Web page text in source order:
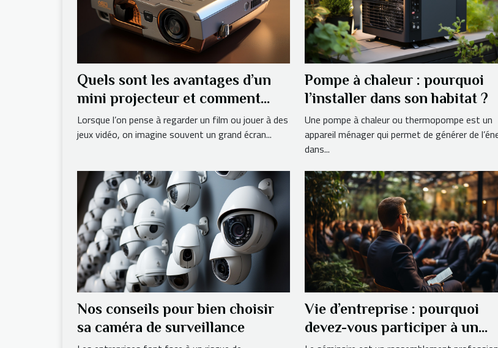
Quels sont les avantages d’un
mini projecteur et comment
l’utiliser chez soi ?
Lorsque l’on pense à regarder un film ou jouer à des
jeux vidéo, on imagine souvent un grand écran...
Pompe à chaleur : pourquoi
l’installer dans son habitat ?
Une pompe à chaleur ou thermopompe est un
appareil ménager qui permet de générer de
dans...
Nos conseils pour bien choisir
sa caméra de surveillance
Vie d’entreprise : pourquoi
devez-vous participer à un